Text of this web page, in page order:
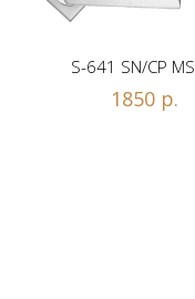
S-641 SN/CP
1850 р.